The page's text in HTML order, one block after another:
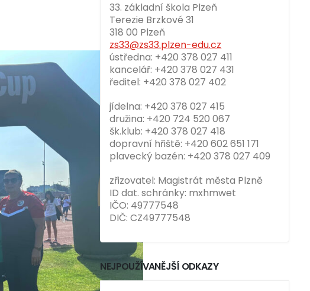
33. základní škola Plzeň
Terezie Brzkové 31
318 00 Plzeň
zs33@zs33.plzen-edu.cz
ústředna: +420 378 027 411
kancelář: +420 378 027 431
ředitel: +420 378 027 402
jídelna: +420 378 027 415
družina: +420 724 520 067
šk.klub: +420 378 027 418
dopravní hřiště: +420 602 651 171
plavecký bazén: +420 378 027 409
zřizovatel: Magistrát města Plzně
ID dat. schránky: mxhmwet
IČO: 49777548
DIČ: CZ49777548
NEJPOUŽÍVANĚJŠÍ ODKAZY